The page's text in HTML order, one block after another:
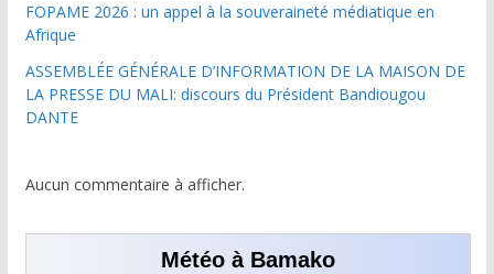
FOPAME 2026 : un appel à la souveraineté médiatique en
Afrique
ASSEMBLÉE GÉNÉRALE D’INFORMATION DE LA MAISON DE
LA PRESSE DU MALI: discours du Président Bandiougou
DANTE
Aucun commentaire à afficher.
Météo à Bamako